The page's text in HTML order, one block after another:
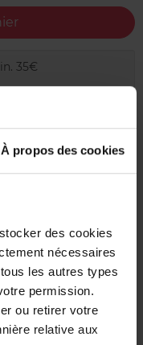
À propos des cookies
des cookies
nécessaires
les autres types
permission.
ou retirer votre
relative aux
35€
élimine les
tout en offrant
Formulé avec de
il hydrate et apaise
pour un teint
texture gel, fraîche